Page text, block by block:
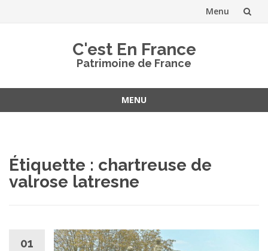
Menu
C'est En France
Patrimoine de France
MENU
Étiquette : chartreuse de
valrose latresne
01